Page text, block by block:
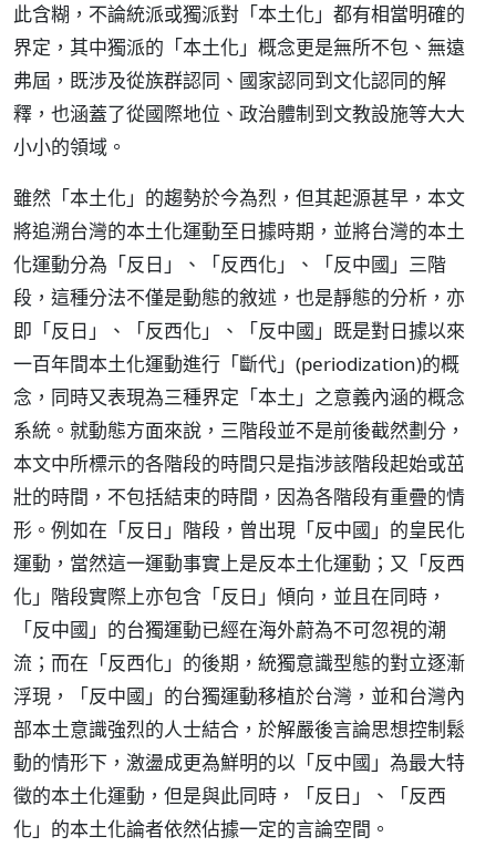
此含糊，不論統派或獨派對「本土化」都有相當明確的
界定，其中獨派的「本土化」概念更是無所不包、無遠
弗屆，既涉及從族群認同、國家認同到文化認同的解
釋，也涵蓋了從國際地位、政治體制到文教設施等大大
小小的領域。
雖然「本土化」的趨勢於今為烈，但其起源甚早，本文
將追溯台灣的本土化運動至日據時期，並將台灣的本土
化運動分為「反日」、「反西化」、「反中國」三階
段，這種分法不僅是動態的敘述，也是靜態的分析，亦
即「反日」、「反西化」、「反中國」既是對日據以來
一百年間本土化運動進行「斷代」(periodization)的概
念，同時又表現為三種界定「本土」之意義內涵的概念
系統。就動態方面來說，三階段並不是前後截然劃分，
本文中所標示的各階段的時間只是指涉該階段起始或茁
壯的時間，不包括結束的時間，因為各階段有重疊的情
形。例如在「反日」階段，曾出現「反中國」的皇民化
運動，當然這一運動事實上是反本土化運動；又「反西
化」階段實際上亦包含「反日」傾向，並且在同時，
「反中國」的台獨運動已經在海外蔚為不可忽視的潮
流；而在「反西化」的後期，統獨意識型態的對立逐漸
浮現，「反中國」的台獨運動移植於台灣，並和台灣內
部本土意識強烈的人士結合，於解嚴後言論思想控制鬆
動的情形下，激盪成更為鮮明的以「反中國」為最大特
徵的本土化運動，但是與此同時，「反日」、「反西
化」的本土化論者依然佔據一定的言論空間。